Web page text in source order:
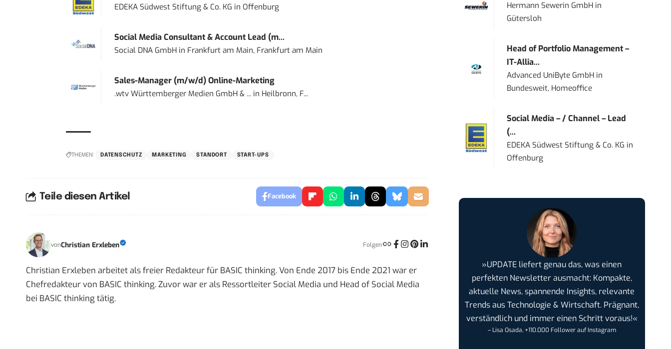
EDEKA Südwest Stiftung & Co. KG in Offenburg
Social Media Consultant & Account Lead (m...
Social DNA GmbHin Frankfurt am Main, Frankfurt am Main
Sales-Manager (m/w/d) Online-Marketing
.wtv Württemberger Medien GmbH & ...in Heilbronn, F...
THEMEN: DATENSCHUTZ MARKETING STANDORT START-UPS
Teile diesen Artikel Facebook
vonChristian Erxleben Folgen
Christian Erxleben arbeitet als freier Redakteur für BASIC thinking. Von Ende 2017 bis Ende 2021 war er
Chefredakteur von BASIC thinking. Zuvor war er als Ressortleiter Social Media und Head of Social Media
bei BASIC thinking tätig.
Hermann Sewerin GmbH in
Gütersloh
Head of Portfolio Management –
IT-Allia...
Advanced UniByte GmbH in
Bundesweit, Homeoffice
Social Media – / Channel – Lead
(...
EDEKA Südwest Stiftung & Co. KG in
Offenburg
»UPDATE liefert genau das, was einen
perfekten Newsletter ausmacht: Kompakte,
aktuelle News, spannende Insights, relevante
Trends aus Technologie & Wirtschaft. Prägnant,
verständlich und immer einen Schritt voraus!«
– Lisa Osada, +110.000 Follower auf Instagram